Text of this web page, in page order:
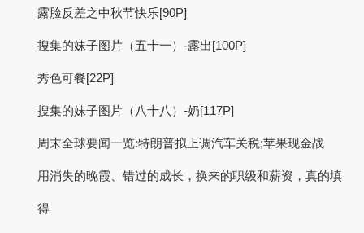
露脸反差之中秋节快乐[90P]
搜集的妹子图片（五十一）-露出[100P]
秀色可餐[22P]
搜集的妹子图片（八十八）-奶[117P]
周末全球要闻一览:特朗普拟上调汽车关税;苹果现金战
用消失的晚霞、错过的成长，换来的职级和薪资，真的填
得